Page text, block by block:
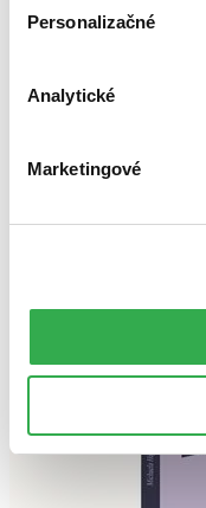
Personalizačné
Analytické
Marketingové
Najlacnejšie
Použité filtre